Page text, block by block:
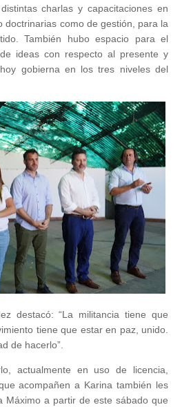
charlas y capacitaciones en
doctrinarias como de gestión, para la
También hubo espacio para el
ideas con respecto al presente y
gobierna en los tres niveles del
destacó: “La militancia tiene que
tiene que estar en paz, unido.
de hacerlo”.
actualmente en uso de licencia,
acompañen a Karina también les
Máximo a partir de este sábado que